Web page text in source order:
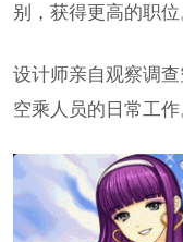
别，获得更高的职位
设计师亲自观察调
空乘人员的日常工作